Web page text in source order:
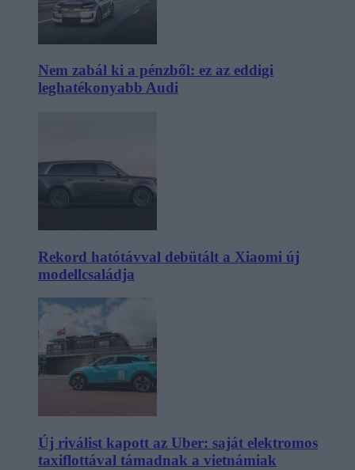
Nem zabál ki a pénzből: ez az eddigi
leghatékonyabb Audi
Rekord hatótávval debütált a Xiaomi új
modellcsaládja
Új riválist kapott az Uber: saját elektromos
taxiflottával támadnak a vietnámiak